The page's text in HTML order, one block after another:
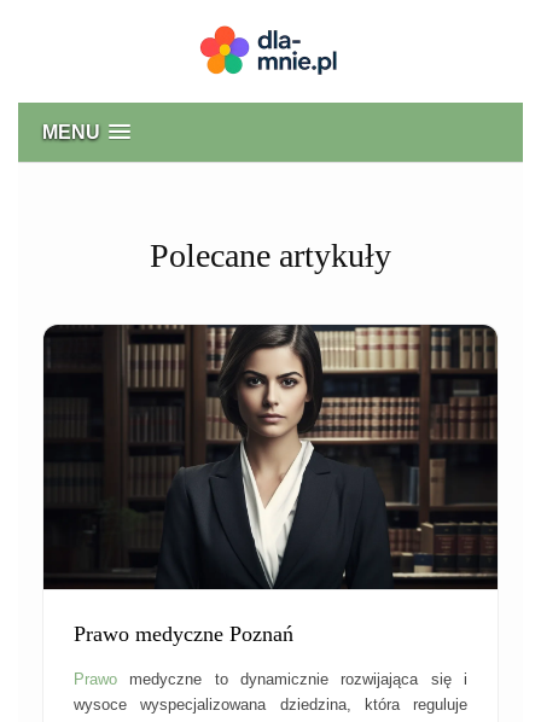
Dla mnie
MENU
Polecane artykuły
Prawo medyczne Poznań
Prawo medyczne to dynamicznie rozwijająca się i
wysoce wyspecjalizowana dziedzina, która reguluje